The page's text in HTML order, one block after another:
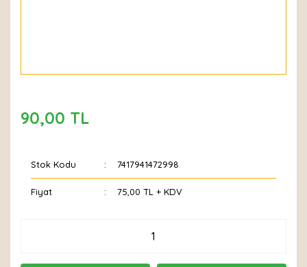
90,00 TL
Stok Kodu 7417941472998
Fiyat 75,00 TL + KDV